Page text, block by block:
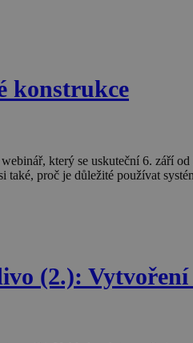
konstrukce
který se uskuteční 6. září
proč je důležité používat
(2.):